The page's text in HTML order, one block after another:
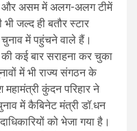
और असम में अलग-अलग टीमें
जल्द ही बतौर स्टार
में पहुंचने वाले हैं।
कई बार सराहना कर चुका
में भी राज्य संगठन के
महामंत्री कुंदन परिहार ने
में कैबिनेट मंत्री डॉ.धन
को भेजा गया है।